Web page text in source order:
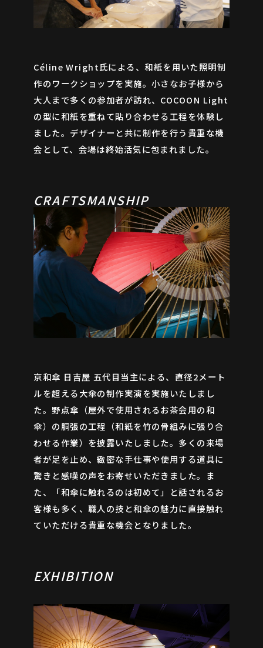
JA EN ZH
Céline Wright氏による、和紙を用いた照明制
作のワークショップを実施。小さなお子様から
大人まで多くの参加者が訪れ、COCOON Light
の型に和紙を重ねて貼り合わせる工程を体験し
ました。デザイナーと共に制作を行う貴重な機
会として、会場は終始活気に包まれました。
CRAFTSMANSHIP
京和傘 日吉屋 五代目当主による、直径2メート
ルを超える大傘の制作実演を実施いたしまし
た。野点傘（屋外で使用されるお茶会用の和
傘）の胴張の工程（和紙を竹の骨組みに張り合
わせる作業）を披露いたしました。多くの来場
者が足を止め、緻密な手仕事や使用する道具に
驚きと感嘆の声をお寄せいただきました。ま
た、「和傘に触れるのは初めて」と話されるお
客様も多く、職人の技と和傘の魅力に直接触れ
ていただける貴重な機会となりました。
EXHIBITION